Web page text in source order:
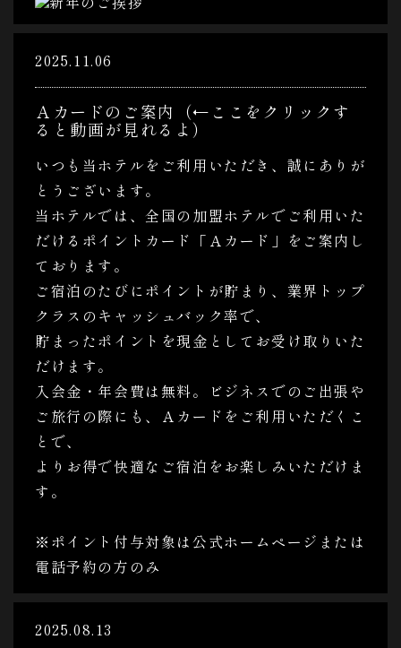
2025.11.06
Ａカードのご案内（←ここをクリックす
ると動画が見れるよ）
いつも当ホテルをご利用いただき、誠にありが
とうございます。
当ホテルでは、全国の加盟ホテルでご利用いた
だけるポイントカード「Ａカード」をご案内し
ております。
ご宿泊のたびにポイントが貯まり、業界トップ
クラスのキャッシュバック率で、
貯まったポイントを現金としてお受け取りいた
だけます。
入会金・年会費は無料。ビジネスでのご出張や
ご旅行の際にも、Ａカードをご利用いただくこ
とで、
よりお得で快適なご宿泊をお楽しみいただけま
す。
※ポイント付与対象は公式ホームページまたは
電話予約の方のみ
2025.08.13